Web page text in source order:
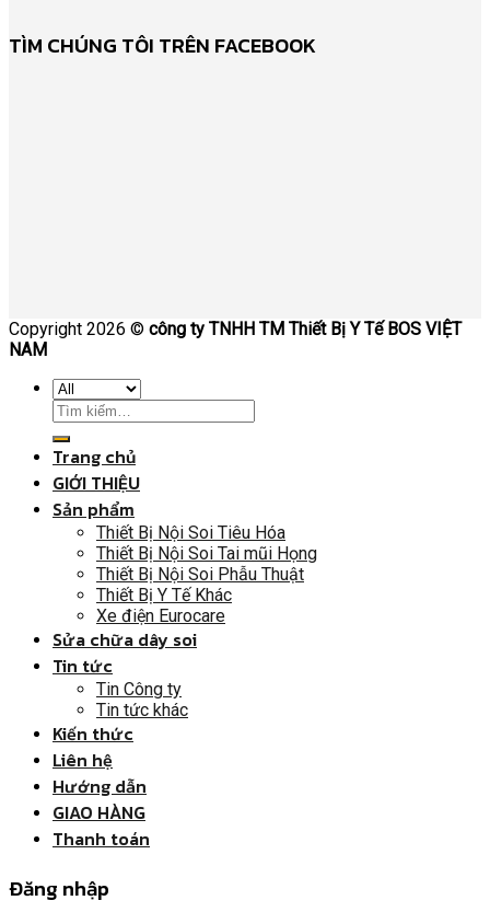
TÌM CHÚNG TÔI TRÊN FACEBOOK
Copyright 2026 © công ty TNHH TM Thiết Bị Y Tế BOS VIỆT
NAM
Trang chủ
GIỚI THIỆU
Sản phẩm
Thiết Bị Nội Soi Tiêu Hóa
Thiết Bị Nội Soi Tai mũi Họng
Thiết Bị Nội Soi Phẫu Thuật
Thiết Bị Y Tế Khác
Xe điện Eurocare
Sửa chữa dây soi
Tin tức
Tin Công ty
Tin tức khác
Kiến thức
Liên hệ
Hướng dẫn
GIAO HÀNG
Thanh toán
Đăng nhập